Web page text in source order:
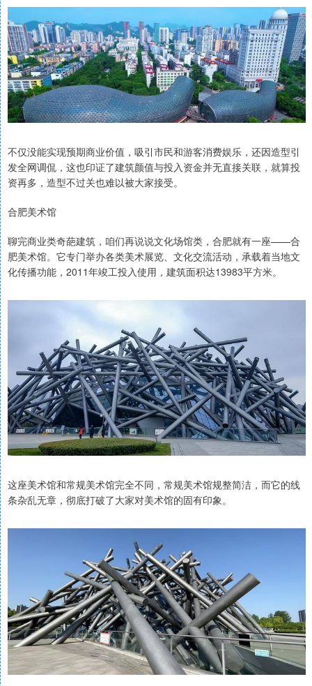
不仅没能实现预期商业价值，吸引市民和游客消费娱乐，还因造型引
发全网调侃，这也印证了建筑颜值与投入资金并无直接关联，就算投
资再多，造型不过关也难以被大家接受。
合肥美术馆
聊完商业类奇葩建筑，咱们再说说文化场馆类，合肥就有一座——合
肥美术馆。它专门举办各类美术展览、文化交流活动，承载着当地文
化传播功能，2011年竣工投入使用，建筑面积达13983平方米。
这座美术馆和常规美术馆完全不同，常规美术馆规整简洁，而它的线
条杂乱无章，彻底打破了大家对美术馆的固有印象。